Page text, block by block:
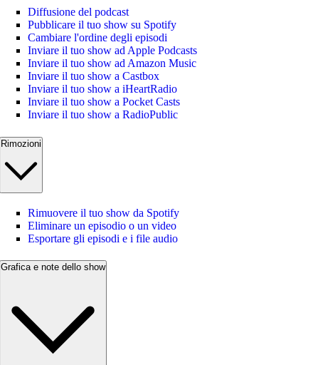
Diffusione del podcast
Pubblicare il tuo show su Spotify
Cambiare l'ordine degli episodi
Inviare il tuo show ad Apple Podcasts
Inviare il tuo show ad Amazon Music
Inviare il tuo show a Castbox
Inviare il tuo show a iHeartRadio
Inviare il tuo show a Pocket Casts
Inviare il tuo show a RadioPublic
Rimozioni
Rimuovere il tuo show da Spotify
Eliminare un episodio o un video
Esportare gli episodi e i file audio
Grafica e note dello show